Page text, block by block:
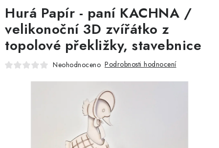
VŠECHNO ZBOŽÍ
KNIHAŘSKÝ MATERIÁL
OBLÍBENÉ ♥️
Hurá Papír - paní KACHNA /
velikonoční 3D zvířátko z
topolové překližky, stavebnice
Neohodnoceno Podrobnosti hodnocení